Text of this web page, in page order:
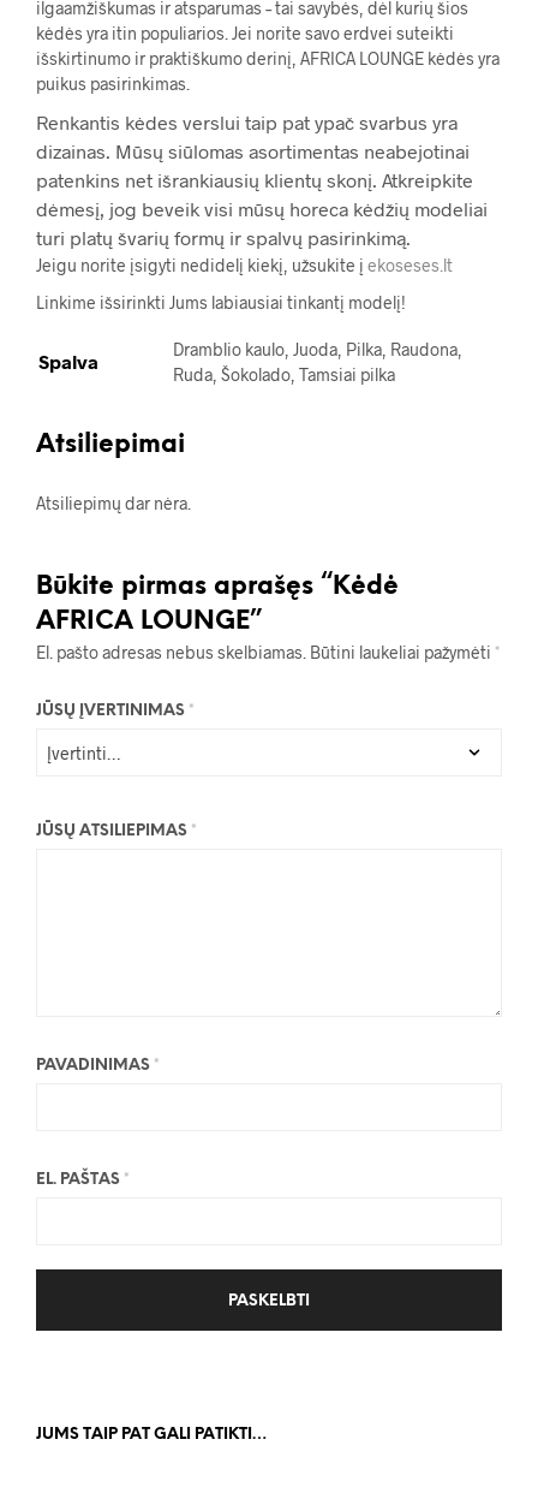
ilgaamžiškumas ir atsparumas – tai savybės, dėl kurių šios
kėdės yra itin populiarios. Jei norite savo erdvei suteikti
išskirtinumo ir praktiškumo derinį, AFRICA LOUNGE kėdės yra
puikus pasirinkimas.
Renkantis kėdes verslui taip pat ypač svarbus yra
dizainas. Mūsų siūlomas asortimentas neabejotinai
patenkins net išrankiausių klientų skonį. Atkreipkite
dėmesį, jog beveik visi mūsų horeca kėdžių modeliai
turi platų švarių formų ir spalvų pasirinkimą.
Jeigu norite įsigyti nedidelį kiekį, užsukite į ekoseses.lt
Linkime išsirinkti Jums labiausiai tinkantį modelį!
Spalva
Dramblio kaulo, Juoda, Pilka, Raudona,
Ruda, Šokolado, Tamsiai pilka
Atsiliepimai
Atsiliepimų dar nėra.
Būkite pirmas aprašęs “Kėdė
AFRICA LOUNGE”
El. pašto adresas nebus skelbiamas. Būtini laukeliai pažymėti *
JŪSŲ ĮVERTINIMAS *
JŪSŲ ATSILIEPIMAS *
PAVADINIMAS *
EL. PAŠTAS *
JUMS TAIP PAT GALI PATIKTI…